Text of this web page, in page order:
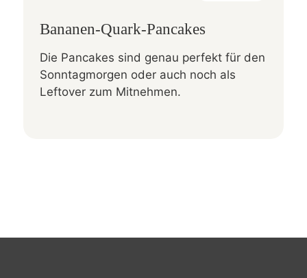
Bananen-Quark-Pancakes
Die Pancakes sind genau perfekt für den
Sonntagmorgen oder auch noch als
Leftover zum Mitnehmen.